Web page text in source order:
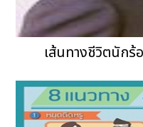
เส้นทางชีวิตนัก